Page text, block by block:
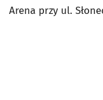
Arena przy ul.